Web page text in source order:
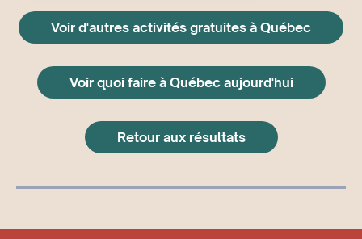
Voir d'autres activités gratuites à Québec
Voir quoi faire à Québec aujourd'hui
Retour aux résultats